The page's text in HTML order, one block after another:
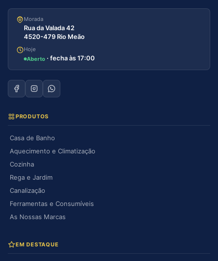
Morada
Rua da Valada 42
4520-479 Rio Meão
Hoje
Aberto · fecha às 17:00
PRODUTOS
Casa de Banho
Aquecimento e Climatização
Cozinha
Rega e Jardim
Canalização
Ferramentas e Consumíveis
As Nossas Marcas
EM DESTAQUE